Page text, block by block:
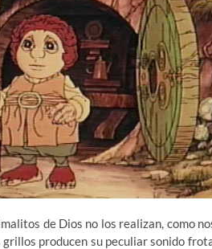
de Dios no los realizan, como
producen su peculiar sonido